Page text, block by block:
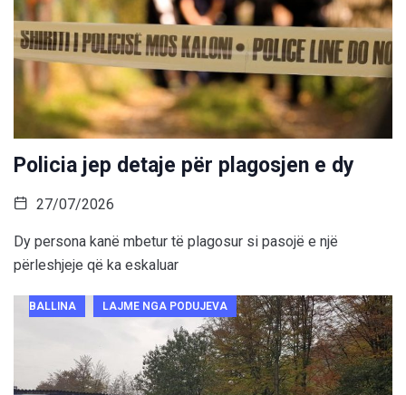
Policia jep detaje për plagosjen e dy
27/07/2026
Dy persona kanë mbetur të plagosur si pasojë e një
përleshjeje që ka eskaluar
BALLINA LAJME NGA PODUJEVA